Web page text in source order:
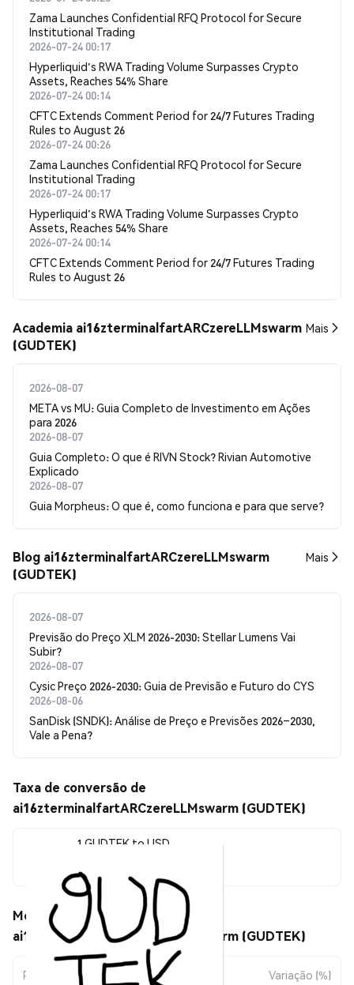
Zama Launches Confidential RFQ Protocol for Secure
Institutional Trading
2026-07-24 00:17
Hyperliquid's RWA Trading Volume Surpasses Crypto
Assets, Reaches 54% Share
2026-07-24 00:14
CFTC Extends Comment Period for 24/7 Futures Trading
Rules to August 26
2026-07-24 00:26
Zama Launches Confidential RFQ Protocol for Secure
Institutional Trading
2026-07-24 00:17
Hyperliquid's RWA Trading Volume Surpasses Crypto
Assets, Reaches 54% Share
2026-07-24 00:14
CFTC Extends Comment Period for 24/7 Futures Trading
Rules to August 26
Academia ai16zterminalfartARCzereLLMswarm
(GUDTEK)
Mais
2026-08-07
META vs MU: Guia Completo de Investimento em Ações
para 2026
2026-08-07
Guia Completo: O que é RIVN Stock? Rivian Automotive
Explicado
2026-08-07
Guia Morpheus: O que é, como funciona e para que serve?
Blog ai16zterminalfartARCzereLLMswarm
(GUDTEK)
Mais
2026-08-07
Previsão do Preço XLM 2026-2030: Stellar Lumens Vai
Subir?
2026-08-07
Cysic Preço 2026-2030: Guia de Previsão e Futuro do CYS
2026-08-06
SanDisk (SNDK): Análise de Preço e Previsões 2026–2030,
Vale a Pena?
Taxa de conversão de
ai16zterminalfartARCzereLLMswarm (GUDTEK)
1 GUDTEK to USD
$0.00001041
Movimentos de preço de
ai16zterminalfartARCzereLLMswarm (GUDTEK)
Período Variação do Valor Variação (%)